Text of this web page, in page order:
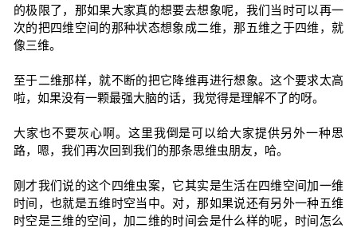
的极限了，那如果大家真的想要去想象呢，我们当时可以再一
次的把四维空间的那种状态想象成二维，那五维之于四维，就
像三维。
至于二维那样，就不断的把它降维再进行想象。这个要求太高
啦，如果没有一颗最强大脑的话，我觉得是理解不了的呀。
大家也不要灰心啊。这里我倒是可以给大家提供另外一种思
路，嗯，我们再次回到我们的那条思维虫朋友，哈。
刚才我们说的这个四维虫案，它其实是生活在四维空间加一维
时间，也就是五维时空当中。对，那如果说还有另外一种五维
时空是三维的空间，加二维的时间会是什么样的呢，时间怎么